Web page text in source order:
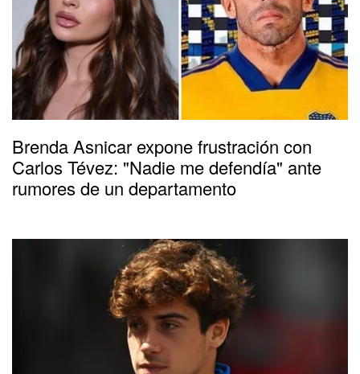
Brenda Asnicar expone frustración con
Carlos Tévez: "Nadie me defendía" ante
rumores de un departamento